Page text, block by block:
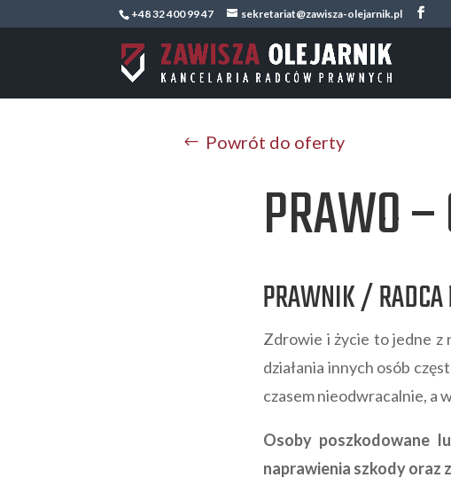
+48 32 400 99 47 sekretariat@zawisza-olejarnik.pl
Powrót do oferty
PRAWO
PRAWNIK / RADCA
Zdrowie i życie to jedne z
działania innych osób
czasem nieodwracalnie, a
Osoby poszkodowane
naprawienia szkody oraz